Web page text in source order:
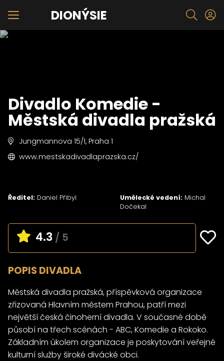
DIONÝSIE
Divadlo Komedie -
Městská divadla pražská
Jungmannova 15/1, Praha 1
www.mestskadivadlaprazska.cz/
4.3 / 5
Ředitel: Daniel Přibyl Umělecké vedení: Michal
Dočekal
POPIS DIVADLA
Městská divadla pražská, příspěvková organizace
zřizovaná Hlavním městem Prahou, patří mezi
největší česká činoherní divadla. V současné době
působí na třech scénách - ABC, Komedie a Rokoko.
Základním úkolem organizace je poskytování veřejné
kulturní služby široké divácké obci.